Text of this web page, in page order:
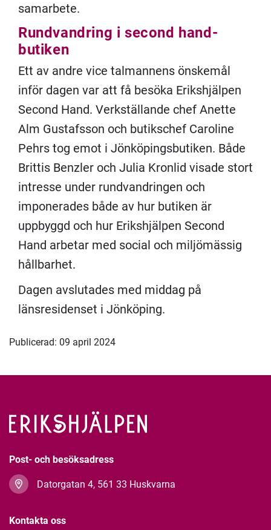
samarbete.
Rundvandring i second hand-
butiken
Ett av andre vice talmannens önskemål
inför dagen var att få besöka Erikshjälpen
Second Hand. Verkställande chef Anette
Alm Gustafsson och butikschef Caroline
Pehrs tog emot i Jönköpingsbutiken. Både
Brittis Benzler och Julia Kronlid visade stort
intresse under rundvandringen och
imponerades både av hur butiken är
uppbyggd och hur Erikshjälpen Second
Hand arbetar med social och miljömässig
hållbarhet.
Dagen avslutades med middag på
länsresidenset i Jönköping.
Publicerad: 09 april 2024
Post- och besöksadress
Datorgatan 4, 561 33 Huskvarna
Kontakta oss